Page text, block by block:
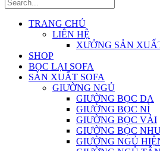
TRANG CHỦ
LIÊN HỆ
XƯỞNG SẢN
SHOP
BỌC LẠI SOFA
SẢN XUẤT SOFA
GIƯỜNG NGỦ
GIƯỜNG BỌC DA
GIƯỜNG BỌC NỈ
GIƯỜNG BỌC VẢI
GIƯỜNG BỌC
GIƯỜNG NGỦ